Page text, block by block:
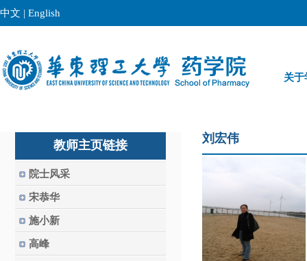
中文 | English
关于
教师主页链接
院士风采
宋恭华
施小新
高峰
刘宏伟